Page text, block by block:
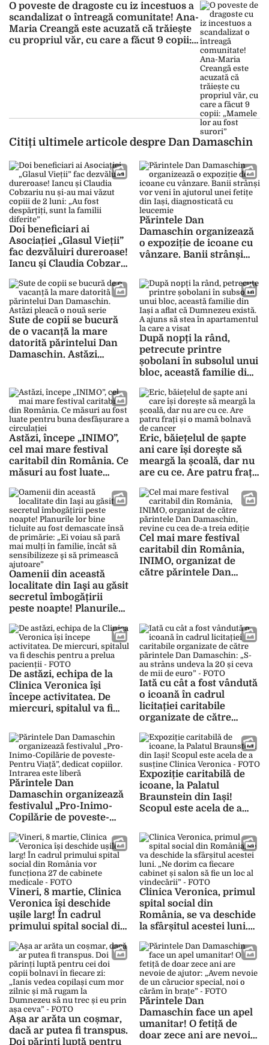
O poveste de dragoste cu iz incestuos a
scandalizat o întreagă comunitate! Ana-
Maria Creangă este acuzată că trăiește
cu propriul văr, cu care a făcut 9 copii:
Citiți ultimele articole despre Dan Damaschin
Doi beneficiari ai
Asociației „Glasul Vieții”
fac dezvăluiri dureroase!
Iancu și Claudia Cobzariu
de 2 luni: „Au fost
despărțiți, sunt la familii
diferite”
Părintele Dan
Damaschin organizează
o expoziție de icoane cu
vânzare. Banii strânși
fetițe din Iași,
diagnosticată cu
leucemie
Sute de copii se bucură
de o vacanță la mare
datorită părintelui Dan
Damaschin. Astăzi
După nopți la rând,
petrecute printre
șobolani în subsolul unui
bloc, această familie din
există. A ajuns să stea în
apartamentul la care a
visat
Astăzi, începe „INIMO”,
cel mai mare festival
caritabil din România. Ce
măsuri au fost luate
a circulației
Eric, băiețelul de șapte
ani care își dorește să
meargă la școală, dar nu
are cu ce. Are patru frați
cancer
Oamenii din această
localitate din Iaşi au găsit
secretul îmbogățirii
peste noapte! Planurile
demascate însă de
primărie: „Ei voiau să
pară mai mulți în familie,
încât să sensibilizeze şi
să primească ajutoare”
Cel mai mare festival
caritabil din România,
INIMO, organizat de
către părintele Dan
De astăzi, echipa de la
Clinica Veronica își
începe activitatea. De
miercuri, spitalul va fi
pacienții – FOTO
Iată cu cât a fost vândută
o icoană în cadrul
licitației caritabile
organizate de către
Damaschin: „S-au strâns
undeva la 20 și ceva de
mii de euro” – FOTO
Părintele Dan
Damaschin organizează
festivalul „Pro-Inimo-
Copilărie de poveste-
copiilor. Intrarea este
liberă
Expoziție caritabilă de
icoane, la Palatul
Braunstein din Iași!
Scopul este acela de a
– FOTO
Vineri, 8 martie, Clinica
Veronica își deschide
ușile larg! În cadrul
primului spital social din
27 de cabinete medicale
– FOTO
Clinica Veronica, primul
spital social din
România, se va deschide
la sfârșitul acestei luni.
cabinet și salon să fie un
loc al vindecării” – FOTO
Așa ar arăta un coșmar,
dacă ar putea fi transpus.
Doi părinți luptă pentru
Părintele Dan
Damaschin face un apel
umanitar! O fetiță de
doar zece ani are nevoie